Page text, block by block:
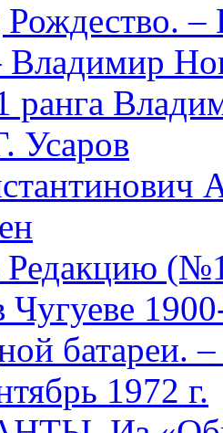
Владимир
ранга
Усаров
Редакцию
батареи.
1972 г.